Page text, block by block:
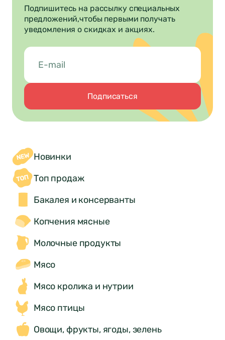
Подпишитесь на рассылку специальных
предложений,чтобы первыми получать
уведомления о скидках и акциях.
Подписаться
Новинки
Топ продаж
Бакалея и консерванты
Копчения мясные
Молочные продукты
Мясо
Мясо кролика и нутрии
Мясо птицы
Овощи, фрукты, ягоды, зелень